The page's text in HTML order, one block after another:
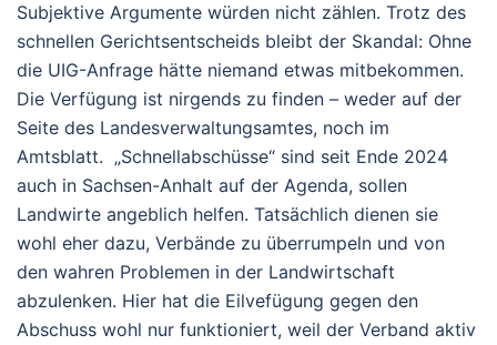
Subjektive Argumente würden nicht zählen. Trotz des
schnellen Gerichtsentscheids bleibt der Skandal: Ohne
die UIG-Anfrage hätte niemand etwas mitbekommen.
Die Verfügung ist nirgends zu finden – weder auf der
Seite des Landesverwaltungsamtes, noch im
Amtsblatt. „Schnellabschüsse“ sind seit Ende 2024
auch in Sachsen-Anhalt auf der Agenda, sollen
Landwirte angeblich helfen. Tatsächlich dienen sie
wohl eher dazu, Verbände zu überrumpeln und von
den wahren Problemen in der Landwirtschaft
abzulenken. Hier hat die Eilvefügung gegen den
Abschuss wohl nur funktioniert, weil der Verband aktiv